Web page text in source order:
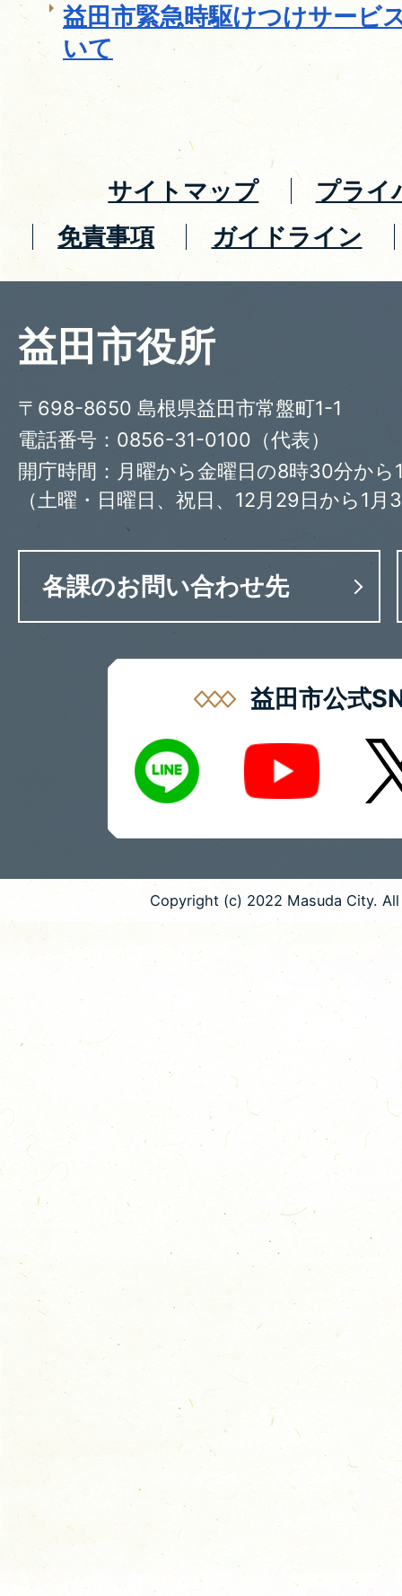
益田市緊急時駆けつけサービ
いて
サイトマップ
プライ
免責事項
ガイドライン
益田市役所
〒698-8650 島根県益田市常盤町1-1
電話番号：0856-31-0100（代表）
開庁時間：月曜から金曜日の8時30分から
（土曜・日曜日、祝日、12月29日から1月
各課のお問い合わせ先
益田市公式
LINE
Youtube X
Copyright (c) 2022 Masuda City.